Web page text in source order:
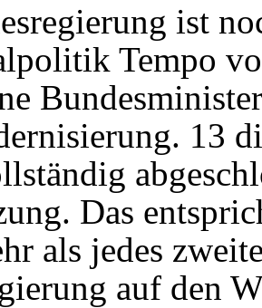
ist
Tempo
13
Das
als jedes
auf den